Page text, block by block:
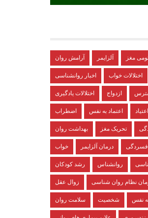
آرامش روان آلزایمر مغز
اخبار روانشناسی اختلالات خواب
اختلالات یادگیری ازدواج
اضطراب اعتماد به نفس اعتیاد
بهداشت روان تحریک مغز
خواب درمان آلزایمر
رشد کودکان روانشناس
زوال عقل نظام روان شناسی
سلامت روان شخصیت نفس